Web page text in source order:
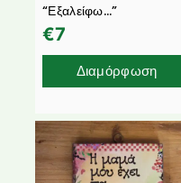
“Εξαλείφω…”
€7
Διαμόρφωση